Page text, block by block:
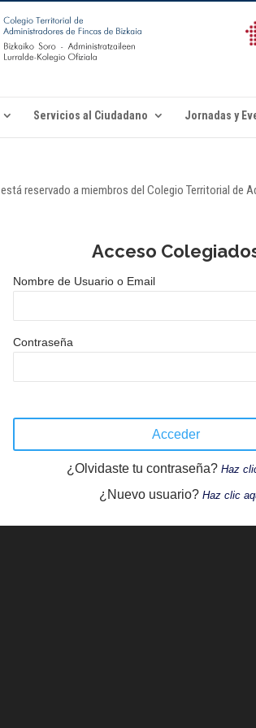
Servicios al Ciudadano Jornadas y
reservado a miembros del Colegio Territorial de
Acceso
Nombre de Usuario o Email
Contraseña
¿Olvidaste tu contraseña? Haz
¿Nuevo usuario? Haz clic